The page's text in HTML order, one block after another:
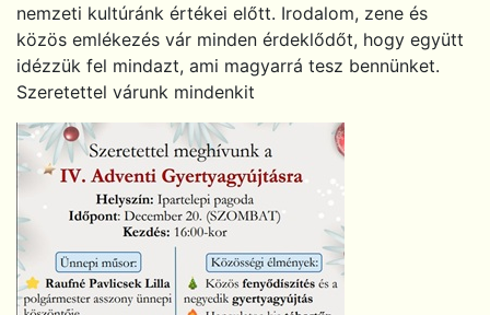
nemzeti kultúránk értékei előtt. Irodalom, zene és
közös emlékezés vár minden érdeklődőt, hogy együtt
idézzük fel mindazt, ami magyarrá tesz bennünket.
Szeretettel várunk mindenkit